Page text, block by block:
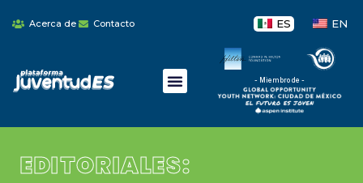
Acerca de Contacto ES EN
- Miembro de -
EDITORIALES: